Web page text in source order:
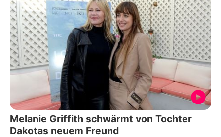
Melanie Griffith schwärmt von Tochter
Dakotas neuem Freund